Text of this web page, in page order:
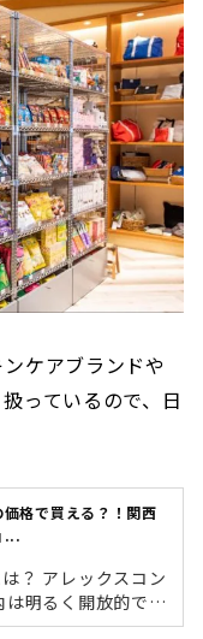
ケアブランドや
っているので、日
格で買える？！関西
...
？ アレックスコン